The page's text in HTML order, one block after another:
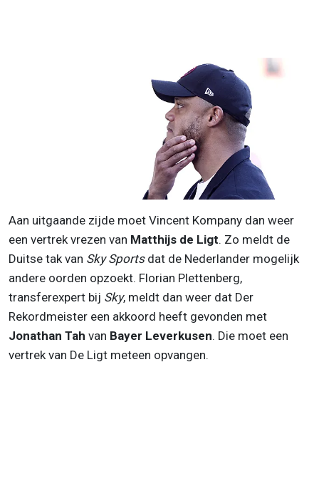
Aan uitgaande zijde moet Vincent Kompany dan weer
een vertrek vrezen van Matthijs de Ligt. Zo meldt de
Duitse tak van Sky Sportsdat de Nederlander mogelijk
andere oorden opzoekt. Florian Plettenberg,
transferexpert bij Sky, meldt dan weer dat Der
Rekordmeister een akkoord heeft gevonden met
Jonathan Tah van Bayer Leverkusen. Die moet een
vertrek van De Ligt meteen opvangen.